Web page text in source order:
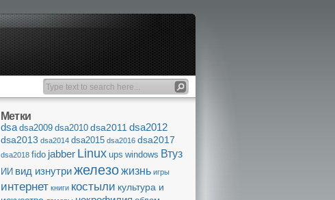
Метки
dsa dsa2009 dsa2010 dsa2011 dsa2012
dsa2013 dsa2014 dsa2015 dsa2016 dsa2017
dsa2018 fido jabber Linux ups windows Втуз
ИИ вид изнутрижелезожизнь игры
интернет книги костыли культура и